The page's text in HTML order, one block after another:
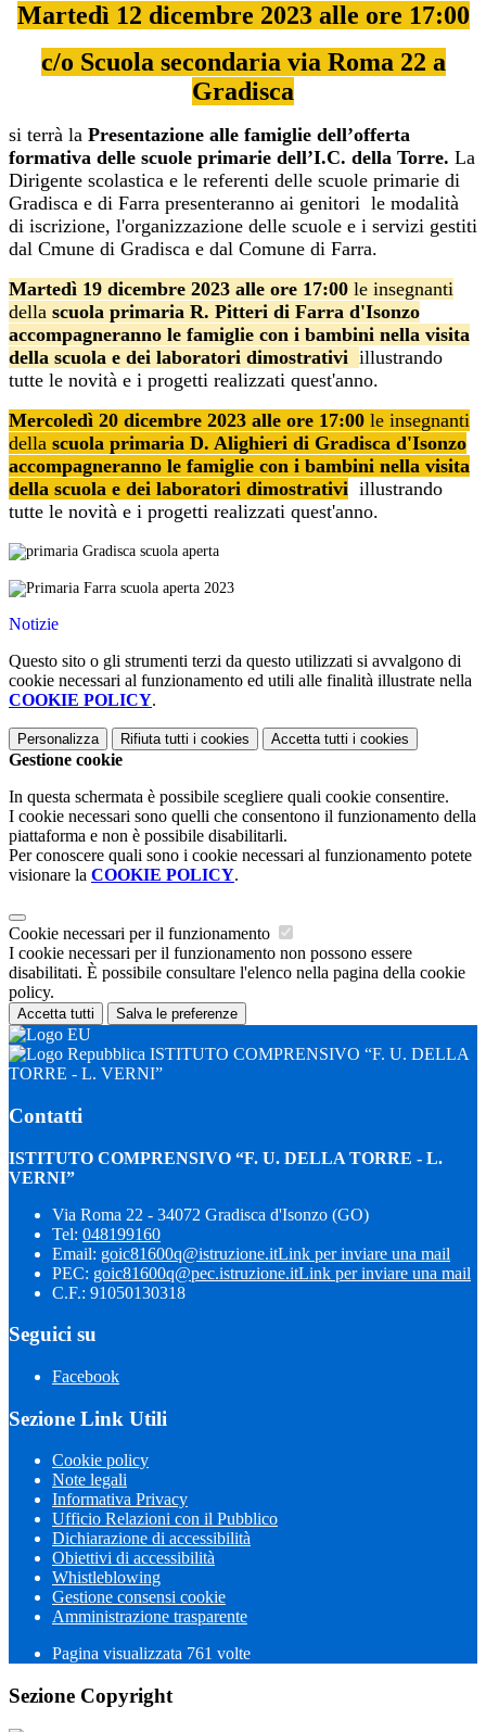
Martedì 12 dicembre 2023 alle ore 17:00
c/o Scuola secondaria via Roma 22 a
Gradisca
si terrà la Presentazione alle famiglie dell’offerta
formativa delle scuole primarie dell’I.C. della Torre. La
Dirigente scolastica e le referenti delle scuole primarie di
Gradisca e di Farra presenteranno ai genitori le modalità
di iscrizione, l'organizzazione delle scuole e i servizi gestiti
dal Cmune di Gradisca e dal Comune di Farra.
Martedì 19 dicembre 2023 alle ore 17:00 le insegnanti
della scuola primaria R. Pitteri di Farra d'Isonzo
accompagneranno le famiglie con i bambini nella visita
della scuola e dei laboratori dimostrativi illustrando
tutte le novità e i progetti realizzati quest'anno.
Mercoledì 20 dicembre 2023 alle ore 17:00 le insegnanti
della scuola primaria D. Alighieri di Gradisca d'Isonzo
accompagneranno le famiglie con i bambini nella visita
della scuola e dei laboratori dimostrativi illustrando
tutte le novità e i progetti realizzati quest'anno.
Notizie
Questo sito o gli strumenti terzi da questo utilizzati si avvalgono di
cookie necessari al funzionamento ed utili alle finalità illustrate nella
COOKIE POLICY.
Personalizza Rifiuta tutti i cookies Accetta tutti i cookies
Gestione cookie
In questa schermata è possibile scegliere quali cookie consentire.
I cookie necessari sono quelli che consentono il funzionamento della
piattaforma e non è possibile disabilitarli.
Per conoscere quali sono i cookie necessari al funzionamento potete
visionare la COOKIE POLICY.
Cookie necessari per il funzionamento
I cookie necessari per il funzionamento non possono essere
disabilitati. È possibile consultare l'elenco nella pagina della cookie
policy.
Accetta tutti Salva le preferenze
ISTITUTO COMPRENSIVO “F. U. DELLA
TORRE - L. VERNI”
Contatti
ISTITUTO COMPRENSIVO “F. U. DELLA TORRE - L.
VERNI”
Via Roma 22 - 34072 Gradisca d'Isonzo (GO)
Tel: 048199160
Email: goic81600q@istruzione.itLink per inviare una mail
PEC: goic81600q@pec.istruzione.itLink per inviare una mail
C.F.: 91050130318
Seguici su
Facebook
Sezione Link Utili
Cookie policy
Note legali
Informativa Privacy
Ufficio Relazioni con il Pubblico
Dichiarazione di accessibilità
Obiettivi di accessibilità
Whistleblowing
Gestione consensi cookie
Amministrazione trasparente
Pagina visualizzata 761 volte
Sezione Copyright